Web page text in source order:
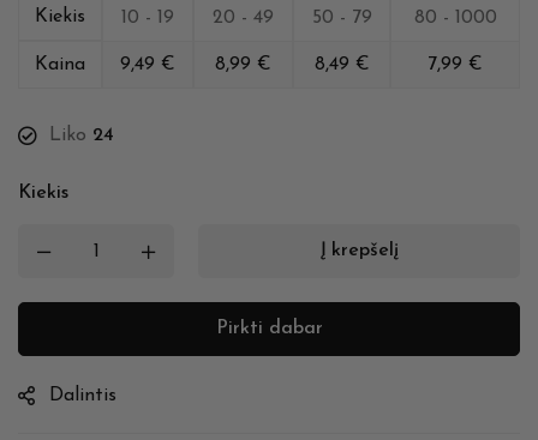
Kiekis 10 - 19 20 - 49 50 - 79 80 - 1000
Kaina 9,49 € 8,99 € 8,49 € 7,99 €
Liko 24
Kiekis
Į krepšelį
Pirkti dabar
Dalintis